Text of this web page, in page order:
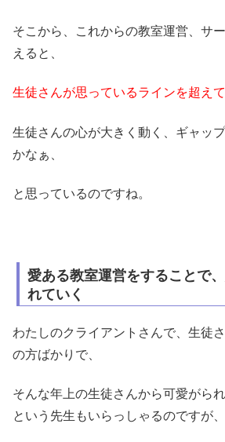
そこから、これからの教室運営、サ
えると、
生徒さんが思っているラインを超えて
生徒さんの心が大きく動く、ギャッ
かなぁ、
と思っているのですね。
愛ある教室運営をすることで
れていく
わたしのクライアントさんで、生徒
の方ばかりで、
そんな年上の生徒さんから可愛がら
という先生もいらっしゃるのですが、